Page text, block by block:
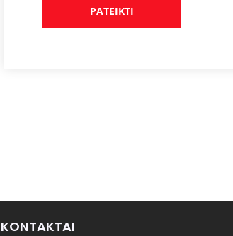
PATEIKTI
KONTAKTAI